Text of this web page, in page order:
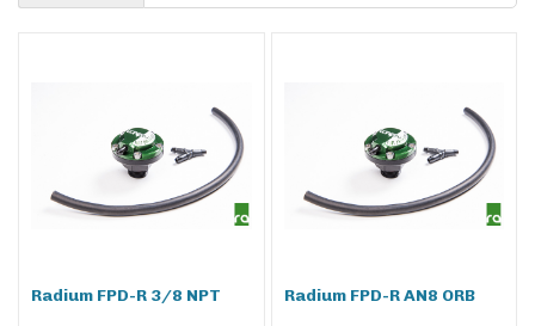
Radium FPD-R 3/8 NPT Radium FPD-R AN8 ORB